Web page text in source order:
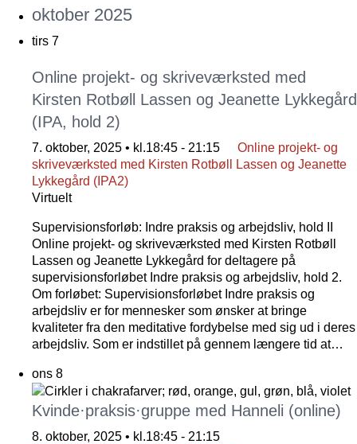
oktober 2025
tirs 7
Online projekt- og skriveværksted med
Kirsten Rotbøll Lassen og Jeanette Lykkegård
(IPA, hold 2)
7. oktober, 2025 • kl.18:45 - 21:15
Online projekt- og
skriveværksted med Kirsten Rotbøll Lassen og Jeanette
Lykkegård (IPA2)
Virtuelt
Supervisionsforløb: Indre praksis og arbejdsliv, hold II
Online projekt- og skriveværksted med Kirsten Rotbøll
Lassen og Jeanette Lykkegård for deltagere på
supervisionsforløbet Indre praksis og arbejdsliv, hold 2.
Om forløbet: Supervisionsforløbet Indre praksis og
arbejdsliv er for mennesker som ønsker at bringe
kvaliteter fra den meditative fordybelse med sig ud i deres
arbejdsliv. Som er indstillet på gennem længere tid at…
ons 8
Kvinde·praksis·gruppe med Hanneli (online)
8. oktober, 2025 • kl.18:45 - 21:15